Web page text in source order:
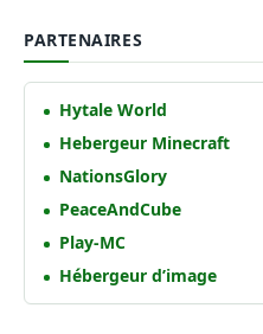
PARTENAIRES
Hytale World
Hebergeur Minecraft
NationsGlory
PeaceAndCube
Play-MC
Hébergeur d’image